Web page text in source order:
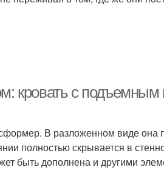
кровать с
В разложенном виде она
полностью скрывается в
быть дополнена и другими